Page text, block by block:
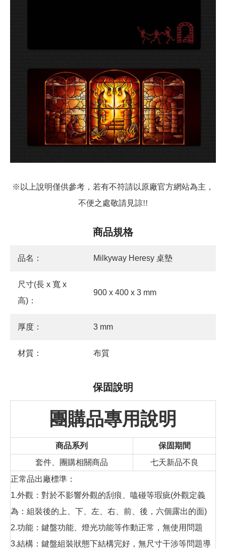
※以上說明僅供參考，若有不符請以原廠官方網站為主，
不便之處敬請見諒!!
商品規格
品名： Milkyway Heresy 桌墊
尺寸(長 x 寬 x
高)：
900 x 400 x 3 mm
厚度： 3 mm
材質： 布質
保固說明
團購品專用說明
商品系列
保固期間
套件、團購相關商品
七天新品不良
正常品出廠標準：
1.外觀：對於不影響外觀的刮痕、嗑碰等瑕疵(外觀定義
為：組裝後的上、下、左、右、前、後，六個露出的面)
2.功能：鍵盤功能、燈光功能等作動正常，無使用問題
3.結構：鍵盤組裝狀態下結構完好，無尺寸干涉等問題導